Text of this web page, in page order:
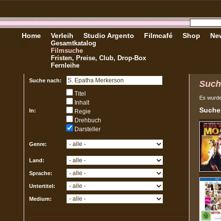
Home Verleih
Gesamtkatalog
Filmsuche
Fristen, Preise, Club, Drop-Box
Fernleihe
Studio Argento Filmcafé Shop
Suche nach:
In:
Titel
Inhalt
Regie
Drehbuch
Darsteller
Genre:
Land:
Sprache:
Untertitel:
Medium:
Es